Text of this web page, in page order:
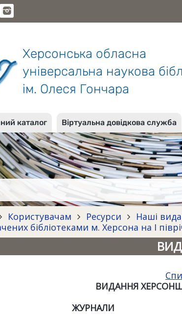
Херсонська обласна
універсальна наукова
ім. Олеся Гончара
каталог Віртуальна довідкова служба
Користувачам Ресурси Наші
бібліотеками м. Херсона на І
ВИДАННЯ
ЖУРНАЛИ